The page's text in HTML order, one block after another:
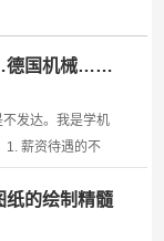
德国机械……
发达。我是学机
1. 薪资待遇的不
，工作10年...
纸的绘制精髓